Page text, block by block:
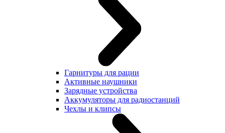
Гарнитуры для рации
Активные наушники
Зарядные устройства
Аккумуляторы для радиостанций
Чехлы и клипсы